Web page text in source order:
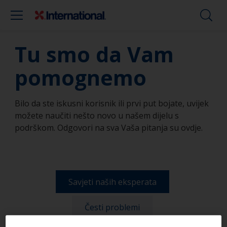
Tu smo da Vam
pomognemo
Bilo da ste iskusni korisnik ili prvi put bojate, uvijek
možete naučiti nešto novo u našem dijelu s
podrškom. Odgovori na sva Vaša pitanja su ovdje.
Savjeti naših eksperata
Česti problemi